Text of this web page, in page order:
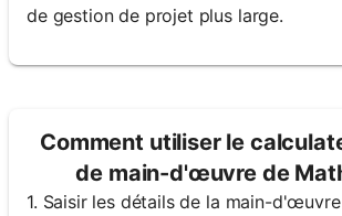
de gestion de projet plus large.
Comment utiliser le
de main-d'œuvre de
1. Saisir les détails de la main-